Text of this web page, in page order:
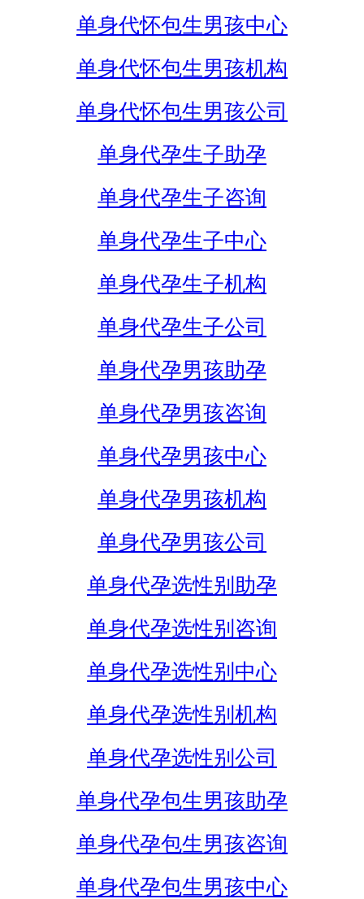
单身代怀包生男孩中心
单身代怀包生男孩机构
单身代怀包生男孩公司
单身代孕生子助孕
单身代孕生子咨询
单身代孕生子中心
单身代孕生子机构
单身代孕生子公司
单身代孕男孩助孕
单身代孕男孩咨询
单身代孕男孩中心
单身代孕男孩机构
单身代孕男孩公司
单身代孕选性别助孕
单身代孕选性别咨询
单身代孕选性别中心
单身代孕选性别机构
单身代孕选性别公司
单身代孕包生男孩助孕
单身代孕包生男孩咨询
单身代孕包生男孩中心